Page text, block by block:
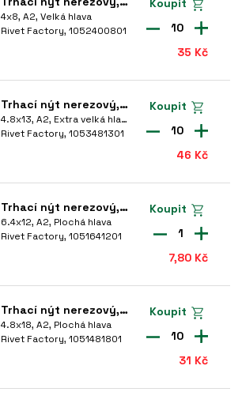
4x8, A2, Velká hlava
Rivet Factory, 1052400801
35 Kč
10
Koupit
Trhací nýt nerezový, otevřený
4.8x13, A2, Extra velká hlava
Rivet Factory, 1053481301
46 Kč
10
Koupit
Trhací nýt nerezový, otevřený
6.4x12, A2, Plochá hlava
Rivet Factory, 1051641201
7,80 Kč
1
Koupit
Trhací nýt nerezový, otevřený
4.8x18, A2, Plochá hlava
Rivet Factory, 1051481801
31 Kč
10
Koupit